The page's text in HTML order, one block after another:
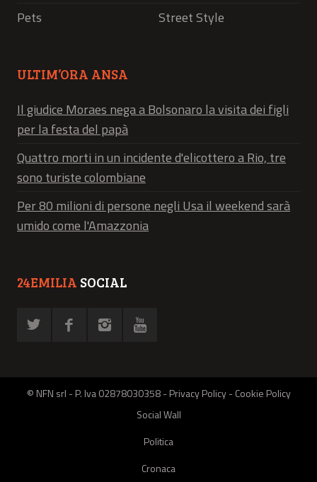
Pets
Street Style
ULTIM’ORA ANSA
Il giudice Moraes nega a Bolsonaro la visita dei figli
per la festa del papà
Quattro morti in un incidente d'elicottero a Rio, tre
sono turiste colombiane
Per 80 milioni di persone negli Usa il weekend sarà
umido come l'Amazzonia
24EMILIA SOCIAL
© NFN srl - P. Iva 02878030358 -Privacy Policy-Cookie Policy
Social Wall
Politica
Cronaca